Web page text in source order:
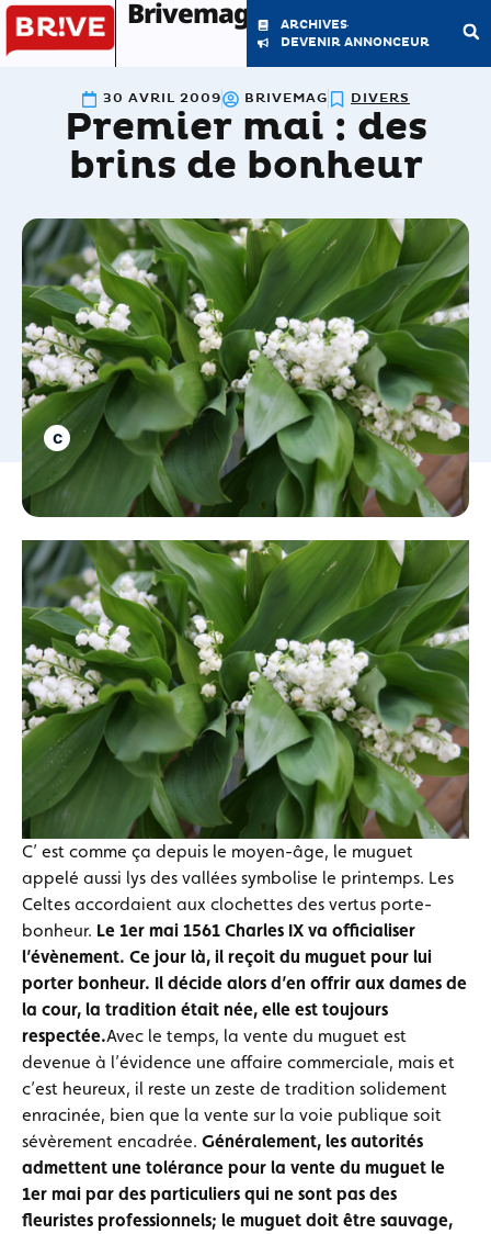
Brivemag'
ARCHIVES
DEVENIR ANNONCEUR
30 AVRIL 2009 BRIVEMAG DIVERS
Premier mai : des
brins de bonheur
C’ est comme ça depuis le moyen-âge, le muguet
appelé aussi lys des vallées symbolise le printemps. Les
Celtes accordaient aux clochettes des vertus porte-
bonheur. Le 1er mai 1561 Charles IX va officialiser
l’évènement. Ce jour là, il reçoit du muguet pour lui
porter bonheur. Il décide alors d’en offrir aux dames de
la cour, la tradition était née, elle est toujours
respectée.Avec le temps, la vente du muguet est
devenue à l’évidence une affaire commerciale, mais et
c’est heureux, il reste un zeste de tradition solidement
enracinée, bien que la vente sur la voie publique soit
sévèrement encadrée. Généralement, les autorités
admettent une tolérance pour la vente du muguet le
1er mai par des particuliers qui ne sont pas des
fleuristes professionnels; le muguet doit être sauvage,